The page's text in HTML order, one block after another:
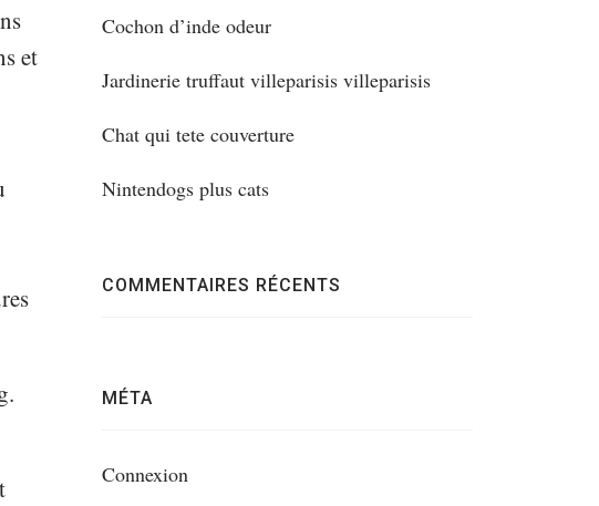
et
Cochon d’inde odeur
Jardinerie truffaut villeparisis villeparisis
Chat qui tete couverture
Nintendogs plus cats
COMMENTAIRES RÉCENTS
MÉTA
Connexion